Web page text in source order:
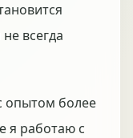
всегда
опытом более
я работаю с